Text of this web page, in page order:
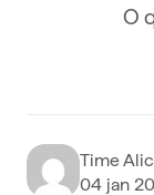
O
Time
04 jan